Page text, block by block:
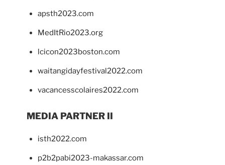
apsth2023.com
MedItRio2023.org
lcicon2023boston.com
waitangidayfestival2022.com
vacancesscolaires2022.com
MEDIA PARTNER II
isth2022.com
p2b2pabi2023-makassar.com